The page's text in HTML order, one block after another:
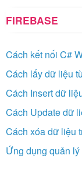
FIREBASE
Cách kết nối C#
Cách lấy dữ liệu
Cách Insert dữ
Cách Update dữ
Cách xóa dữ liệu
Ứng dụng quản